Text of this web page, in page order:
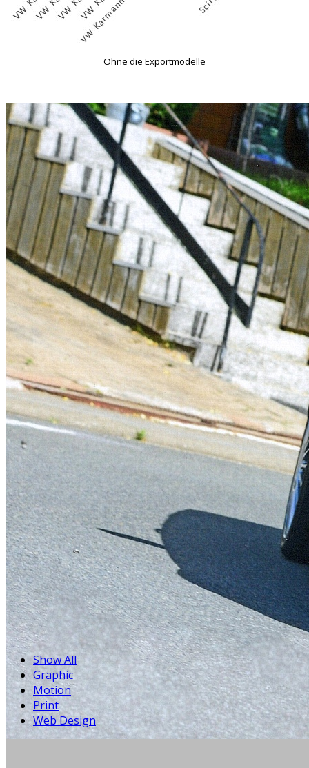
Ohne die Exportmodelle
Show All
Graphic
Motion
Print
Web Design